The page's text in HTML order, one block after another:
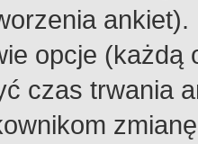
opcje
czas trwania